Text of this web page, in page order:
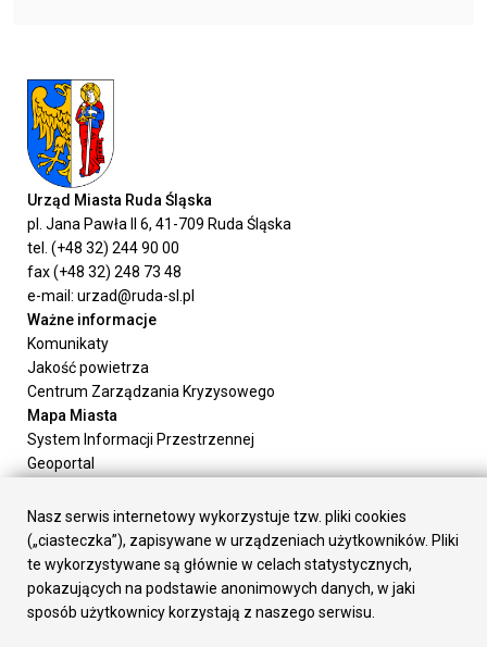
Urząd Miasta Ruda Śląska
pl. Jana Pawła II 6, 41-709 Ruda Śląska
tel. (+48 32) 244 90 00
fax (+48 32) 248 73 48
e-mail: urzad@ruda-sl.pl
Ważne informacje
Komunikaty
Jakość powietrza
Centrum Zarządzania Kryzysowego
Mapa Miasta
System Informacji Przestrzennej
Geoportal
Załatw sprawę
Prezydent Miasta
Rada Miasta
Wydziały
Elektroniczna Skrzynka Podawcza
Nasz serwis internetowy wykorzystuje tzw. pliki cookies
(„ciasteczka”), zapisywane w urządzeniach użytkowników. Pliki
te wykorzystywane są głównie w celach statystycznych,
pokazujących na podstawie anonimowych danych, w jaki
sposób użytkownicy korzystają z naszego serwisu.